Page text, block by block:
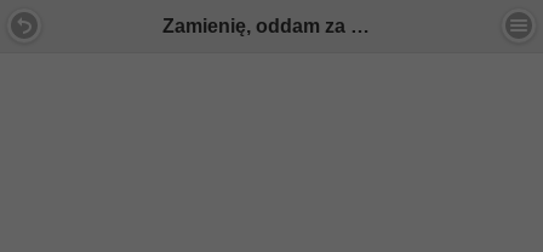
Zamienię, oddam za darmo... - Forum Mercedes E-Klasa